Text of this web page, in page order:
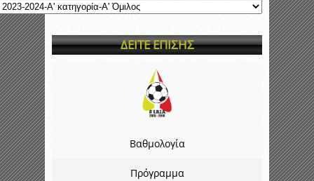
ΔΕΙΤΕ ΕΠΙΣΗΣ
Βαθμολογία
Πρόγραμμα